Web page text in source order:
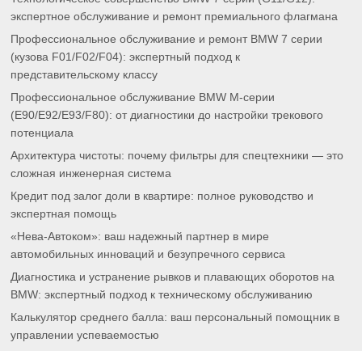
экспертное обслуживание и ремонт премиального флагмана
Профессиональное обслуживание и ремонт BMW 7 серии
(кузова F01/F02/F04): экспертный подход к
представительскому классу
Профессиональное обслуживание BMW M-серии
(E90/E92/E93/F80): от диагностики до настройки трекового
потенциала
Архитектура чистоты: почему фильтры для спецтехники — это
сложная инженерная система
Кредит под залог доли в квартире: полное руководство и
экспертная помощь
«Нева-Автоком»: ваш надежный партнер в мире
автомобильных инноваций и безупречного сервиса
Диагностика и устранение рывков и плавающих оборотов на
BMW: экспертный подход к техническому обслуживанию
Калькулятор среднего балла: ваш персональный помощник в
управлении успеваемостью